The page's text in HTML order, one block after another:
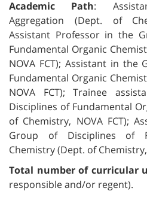
Academic Path:
Aggregation (Dept. of
Assistant Professor in the
Fundamental Organic
NOVA FCT); Assistant in the
Fundamental Organic
NOVA FCT); Trainee
Disciplines of Fundamental
of Chemistry, NOVA FCT);
Group of Disciplines of
Chemistry (Dept. of Chemistry,
Total number of curricular
responsible and/or regent).